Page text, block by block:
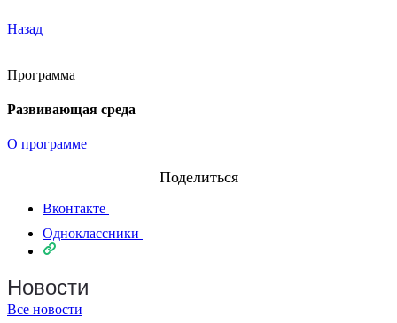
Назад
Программа
Развивающая среда
О программе
Поделиться
Вконтакте
Одноклассники
Новости
Все новости